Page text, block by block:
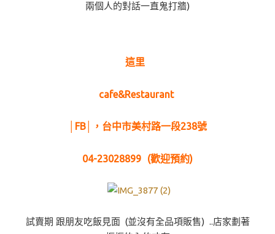
兩個人的對話一直鬼打牆)
這里
cafe&Restaurant
FB│， 台中市美村路一段238號
04-23028899 (歡迎預約)
試賣期 跟朋友吃飯見面 (並沒有全品項販售) ..店家劃著